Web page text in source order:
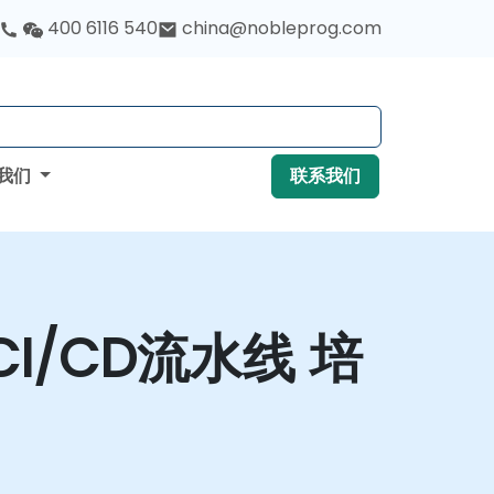
400 6116 540 china@nobleprog.com
们 联系我们
CD流水线 培